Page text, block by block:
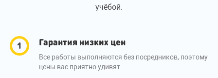
учёбой.
Гарантия низких цен
Все работы выполняются без посредников, поэтому
цены вас приятно удивят.